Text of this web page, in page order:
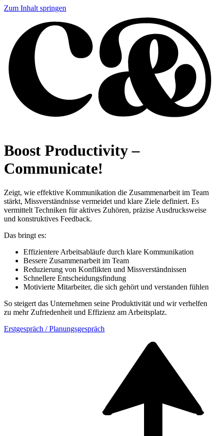
Zum Inhalt springen
Boost Productivity –
Communicate!
Zeigt, wie effektive Kommunikation die Zusammenarbeit im Team
stärkt, Missverständnisse vermeidet und klare Ziele definiert. Es
vermittelt Techniken für aktives Zuhören, präzise Ausdrucksweise
und konstruktives Feedback.
Das bringt es:
Effizientere Arbeitsabläufe durch klare Kommunikation
Bessere Zusammenarbeit im Team
Reduzierung von Konflikten und Missverständnissen
Schnellere Entscheidungsfindung
Motivierte Mitarbeiter, die sich gehört und verstanden fühlen
So steigert das Unternehmen seine Produktivität und wir verhelfen
zu mehr Zufriedenheit und Effizienz am Arbeitsplatz.
Erstgespräch / Planungsgespräch